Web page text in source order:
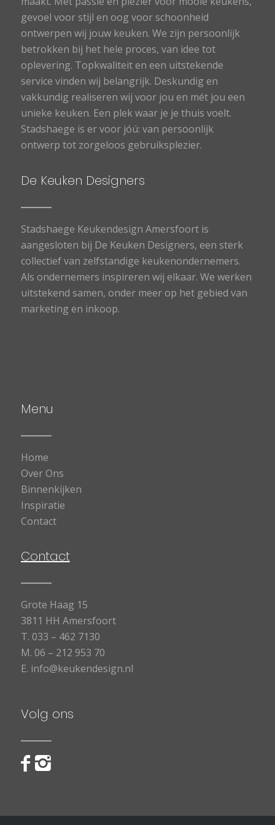
gevoel voor stijl en oog voor schoonheid
ontwerpen wij jouw keuken. We zijn persoonlijk
betrokken bij het hele proces, van idee tot
oplevering. Topkwaliteit en een uitstekende
service vinden wij belangrijk. Deskundig en
vakkundig realiseren wij voor jou en mét jou een
unieke keuken. Een plek waar je je thuis voelt.
Stadshaege is er voor jóú: van persoonlijk
ontwerp tot zorgeloos gebruiksplezier.
De Keuken Designers
Stadshaege Keukendesign Amersfoort is
aangesloten bij De Keuken Designers, een sterk
collectief van zelfstandige keukenondernemers.
Als ondernemers inspireren wij elkaar. We werken
uitstekend samen, onder meer op het gebied van
marketing en inkoop.
Menu
Home
Over Ons
Binnenkijken
Inspiratie
Contact
Contact
Grote Haag 15
3811 HH Amersfoort
T. 033 – 462 7130
M. 06 – 212 953 70
E. info@keukendesign.nl
Volg ons